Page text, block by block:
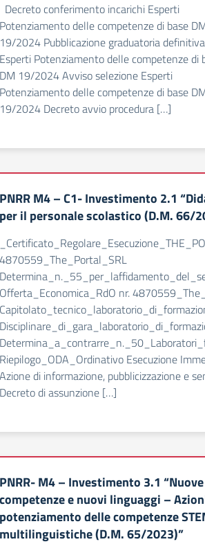
Decreto conferimento incarichi Esperti
Potenziamento delle competenze di base
19/2024 Pubblicazione graduatoria definitiva
Esperti Potenziamento delle competenze di
DM 19/2024 Avviso selezione Esperti
Potenziamento delle competenze di base
19/2024 Decreto avvio procedura […]
PNRR M4 – C1- Investimento 2.1
per il personale scolastico (D.M. 66/
4870559_The_Portal_SRL
Offerta_Economica_RdO nr.
Riepilogo_ODA_Ordinativo Esecuzione
Azione di informazione, pubblicizzazione e
Decreto di assunzione […]
PNRR- M4 – Investimento 3.1 “Nuove
competenze e nuovi linguaggi –
potenziamento delle competenze
multilinguistiche (D.M. 65/2023)”